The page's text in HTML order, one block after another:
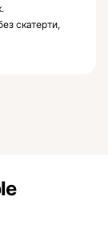
скатерти,